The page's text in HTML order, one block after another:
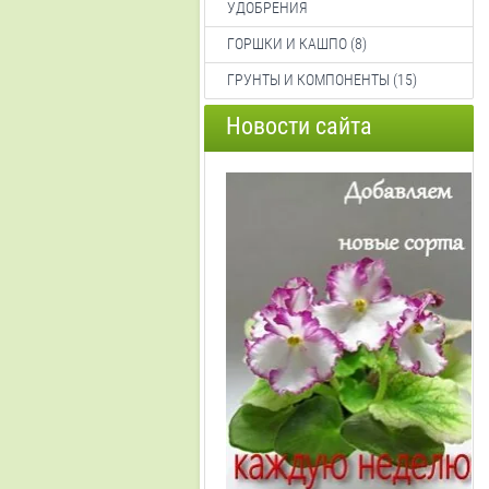
УДОБРЕНИЯ
ГОРШКИ И КАШПО (8)
ГРУНТЫ И КОМПОНЕНТЫ (15)
Новости сайта